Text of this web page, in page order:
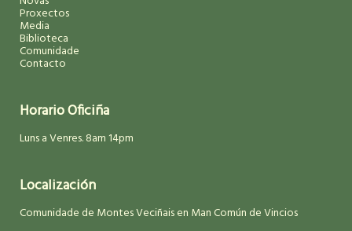
Proxectos
Media
Biblioteca
Comunidade
Contacto
Horario Oficiña
Luns a Venres. 8am 14pm
Localización
Comunidade de Montes Veciñais en Man Común de Vincios